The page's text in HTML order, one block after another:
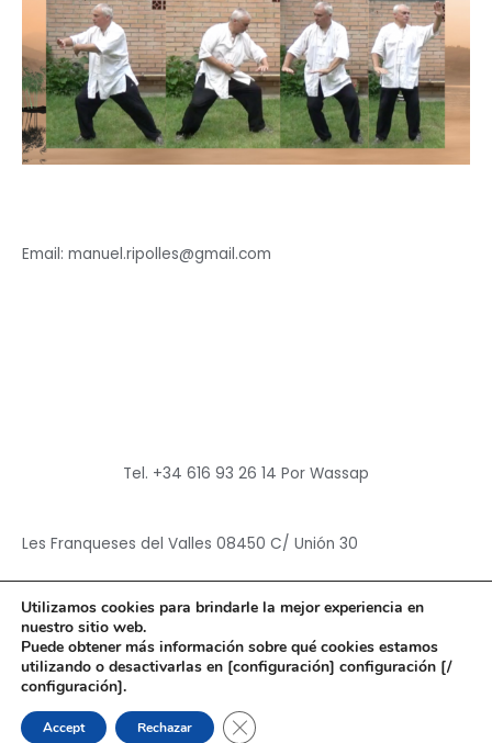
Email: manuel.ripolles@gmail.com
Tel. +34 616 93 26 14 Por Wassap
Les Franqueses del Valles 08450 C/ Unión 30
Copyright © 2026Hun Yuan Chen
Powered byHun Yuan Chen
Utilizamos cookies para brindarle la mejor experiencia en
nuestro sitio web.
Puede obtener más información sobre qué cookies estamos
utilizando o desactivarlas en [configuración] configuración [/
configuración].
Accept Rechazar CERRAR EL BANNER DE